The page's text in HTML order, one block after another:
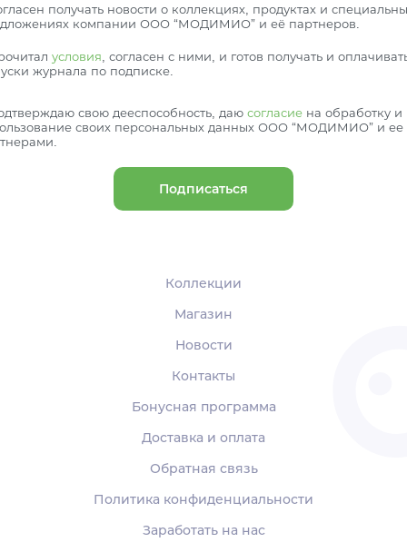
получать новости о коллекциях, продуктах и
компании ООО “МОДИМИО” и её партнеров.
условия , согласен с ними, и готов получать и
журнала по подписке.
свою дееспособность, даю согласие на обработку и
своих персональных данных ООО “МОДИМИО” и ее
Подписаться
Коллекции
Магазин
Новости
Контакты
Бонусная программа
Доставка и оплата
Обратная связь
Политика конфиденциальности
Заработать на нас